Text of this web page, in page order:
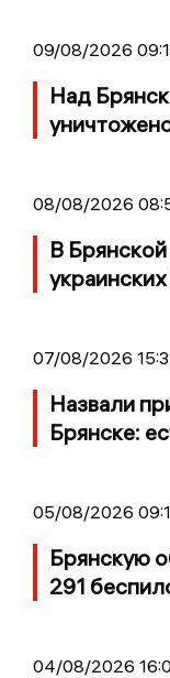
09/08/2026
Над
08/08/2026
В
07/08/2026
Назвали
Брянске:
05/08/2026
Брянскую
291
04/08/2026